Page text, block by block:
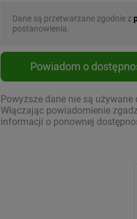
Dane są przetwarzane zgodnie z
postanowienia.
Powiadom o
Powyższe dane nie są
Włączając powiadomienie
informacji o ponownej